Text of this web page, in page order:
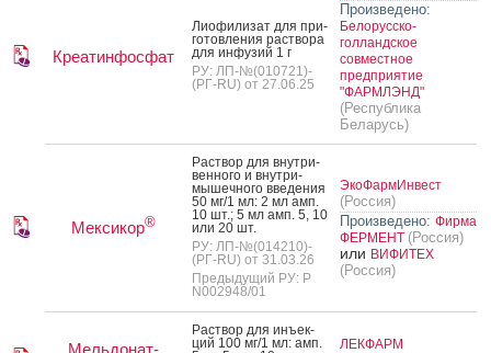
Креатинфосфат
Ли­офи­лизат для при­
готов­ле­ния рас­тво­ра
для ин­фу­зий 1 г
РУ: ЛП-№(010721)-
(РГ-RU) от 27.06.25
Произведено:
Белорусско-
голландское
совместное
предприятие
"ФАРМЛЭНД"
(Республика
Беларусь)
Мексикор®
Рас­твор для внут­ри­
вен­но­го и внут­ри­
мышеч­но­го вве­дения
50 мг/1 мл: 2 мл амп.
10 шт.; 5 мл амп. 5, 10
или 20 шт.
РУ: ЛП-№(014210)-
(РГ-RU) от 31.03.26
Предыдущий РУ: Р
N002948/01
ЭкоФармИнвест
(Россия)
Произведено: Фирма
ФЕРМЕНТ (Россия)
или ВИФИТЕХ
(Россия)
Рас­твор для инъ­ек­
ций 100 мг/1 мл: амп.
ЛЕКФАРМ